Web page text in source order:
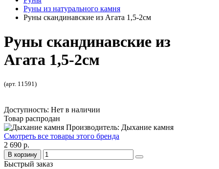
Руны из натурального камня
Руны скандинавские из Агата 1,5-2см
Руны скандинавские из
Агата 1,5-2см
(арт. 11591)
Доступность: Нет в наличии
Товар распродан
Производитель: Дыхание камня
Смотреть все товары этого бренда
2 690 р.
В корзину
Быстрый заказ